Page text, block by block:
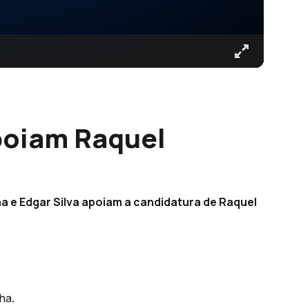
Raquel
e Edgar Silva apoiam a candidatura de Raquel